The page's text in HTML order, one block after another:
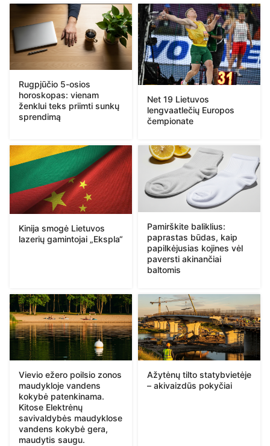
Rugpjūčio 5-osios
horoskopas: vienam
ženklui teks priimti sunkų
sprendimą
Net 19 Lietuvos
lengvaatlečių Europos
čempionate
Kinija smogė Lietuvos
lazerių gamintojai „Ekspla“
Pamirškite baliklius:
paprastas būdas, kaip
papilkėjusias kojines vėl
paversti akinančiai
baltomis
Vievio ežero poilsio zonos
maudykloje vandens
kokybė patenkinama.
Kitose Elektrėnų
savivaldybės maudyklose
vandens kokybė gera,
maudytis saugu.
Ažytėnų tilto statybvietėje
– akivaizdūs pokyčiai